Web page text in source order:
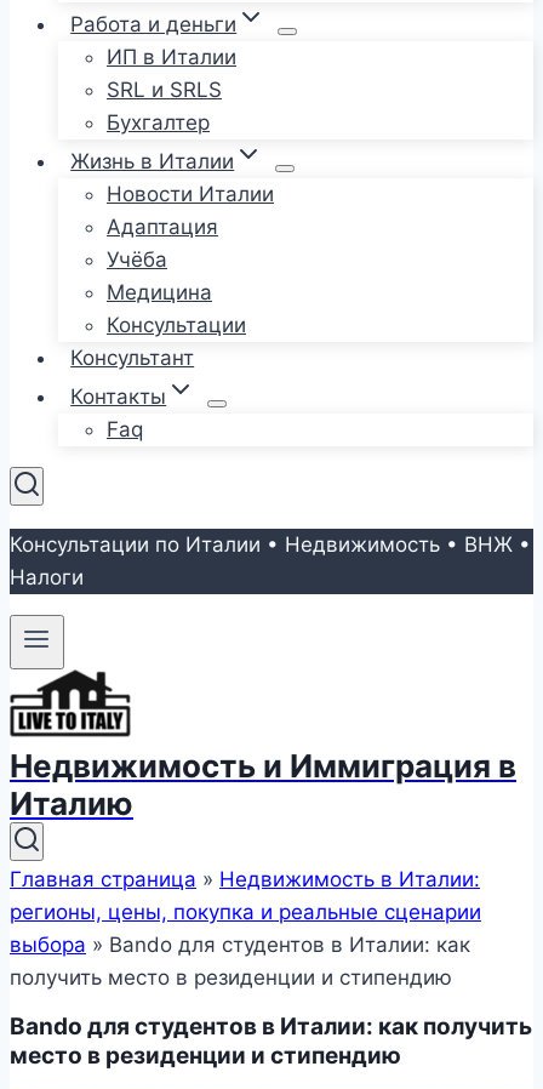
Работа и деньги
ИП в Италии
SRL и SRLS
Бухгалтер
Жизнь в Италии
Новости Италии
Адаптация
Учёба
Медицина
Консультации
Консультант
Контакты
Faq
Консультации по Италии • Недвижимость • ВНЖ •
Налоги
Недвижимость и Иммиграция в
Италию
Главная страница » Недвижимость в Италии:
регионы, цены, покупка и реальные сценарии
выбора » Bando для студентов в Италии: как
получить место в резиденции и стипендию
Bando для студентов в Италии: как получить
место в резиденции и стипендию